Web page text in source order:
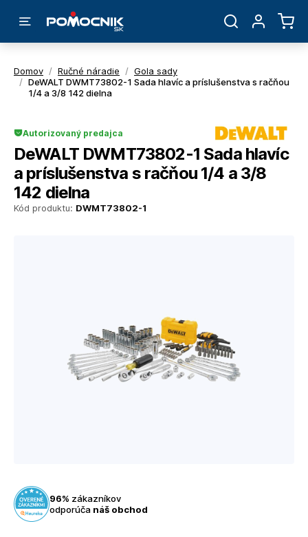
Domov / Ručné náradie / Gola sady
/ DeWALT DWMT73802-1 Sada hlavíc a príslušenstva s račňou
1/4 a 3/8 142 dielna
Kód produktu: DWMT73802-1
Autorizovaný predajca
DeWALT DWMT73802-1 Sada hlavíc
a príslušenstva s račňou 1/4 a 3/8
142 dielna
96% zákazníkov
odporúča náš obchod